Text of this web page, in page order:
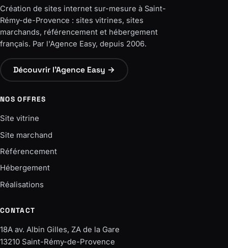
Création de sites internet sur-mesure à Saint-
Rémy-de-Provence : sites vitrines, sites
marchands, référencement et hébergement
français. Par l'Agence Easy, depuis 2006.
Découvrir l'Agence Easy →
NOS OFFRES
Site vitrine
Site marchand
Référencement
Hébergement
Réalisations
CONTACT
18A av. Albin Gilles, ZA de la Gare
13210 Saint-Rémy-de-Provence